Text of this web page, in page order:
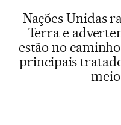
Nações Unidas
Terra e
estão no
principais